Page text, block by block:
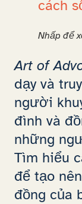
Nhấp để
Art of
dạy và
người
đình và
những
Tìm hiểu
để tạo
đồng của